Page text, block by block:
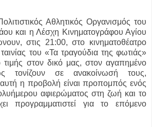
Αθλητικός Οργανισμός του
και η Λέσχη Κινηματογράφου Αγίου
στις 21:00, στο κινηματοθέατρο
του «Τα τραγούδια της φωτιάς»
στον δικό μας, στον αγαπημένο
τονίζουν σε ανακοίνωσή τους,
αυτή η προβολή είναι προπομπός ενός
αφιερώματος στη ζωή και το
προγραμματιστεί για το επόμενο